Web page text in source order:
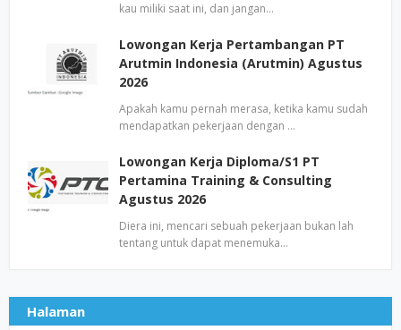
kau miliki saat ini, dan jangan…
Lowongan Kerja Pertambangan PT
Arutmin Indonesia (Arutmin) Agustus
2026
Apakah kamu pernah merasa, ketika kamu sudah
mendapatkan pekerjaan dengan …
Lowongan Kerja Diploma/S1 PT
Pertamina Training & Consulting
Agustus 2026
Diera ini, mencari sebuah pekerjaan bukan lah
tentang untuk dapat menemuka…
Halaman